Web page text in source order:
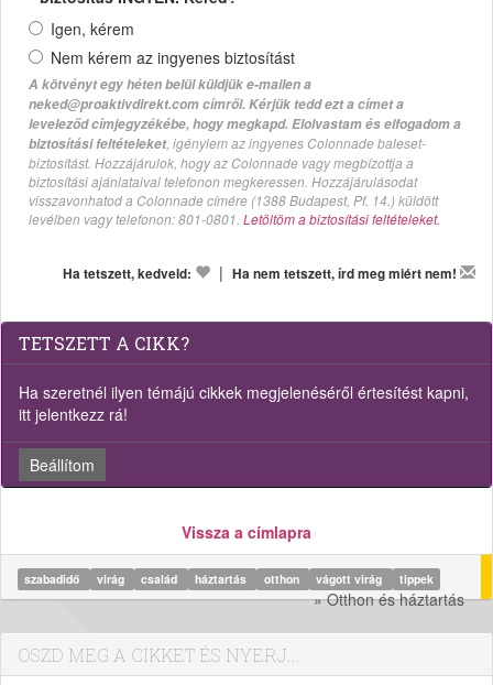
Igen, kérem
Nem kérem az ingyenes biztosítást
A kötvényt egy héten belül küldjük e-mailen a
neked@proaktivdirekt.com címről. Kérjük tedd ezt a címet a
leveleződ címjegyzékébe, hogy megkapd. Elolvastam és elfogadom a
biztosítási feltételeket, igénylem az ingyenes Colonnade baleset-
biztosítást. Hozzájárulok, hogy az Colonnade vagy megbízottja a
biztosítási ajánlataival telefonon megkeressen. Hozzájárulásodat
visszavonhatod a Colonnade címére (1388 Budapest, Pf. 14.) küldött
levélben vagy telefonon: 801-0801. Letöltöm a biztosítási feltételeket.
Ha tetszett, kedveld: | Ha nem tetszett, írd meg miért nem!
TETSZETT A CIKK?
Ha szeretnél ilyen témájú cikkek megjelenéséről értesítést kapni,
itt jelentkezz rá!
Beállítom
Vissza a címlapra
szabadidő virág család háztartás otthon vágott virág tippek
» Otthon és háztartás
OSZD MEG A CIKKET ÉS NYERJ...